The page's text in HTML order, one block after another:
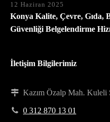
12 Haziran 2025
Konya Kalite, Çevre, Gıda,
Güvenliği Belgelendirme
İletişim Bilgilerimiz
Kazım Özalp Mah. Kuleli
0 312 870 13 01